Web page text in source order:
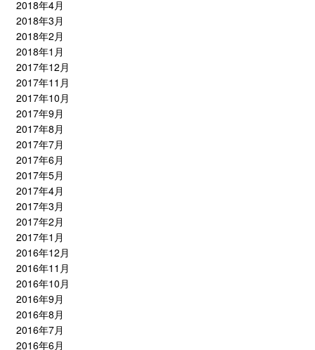
2018年4月
2018年3月
2018年2月
2018年1月
2017年12月
2017年11月
2017年10月
2017年9月
2017年8月
2017年7月
2017年6月
2017年5月
2017年4月
2017年3月
2017年2月
2017年1月
2016年12月
2016年11月
2016年10月
2016年9月
2016年8月
2016年7月
2016年6月